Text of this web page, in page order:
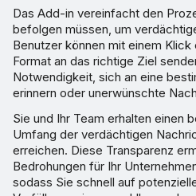
Das Add-in vereinfacht den
befolgen müssen, um
Benutzer können mit einem
Format an das richtige Ziel
Notwendigkeit, sich an eine
erinnern oder unerwünschte
Sie und Ihr Team erhalten einen
Umfang der verdächtigen
erreichen. Diese Transparenz
Bedrohungen für Ihr
sodass Sie schnell auf